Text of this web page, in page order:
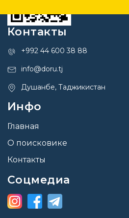
Контакты
+992 44 600 38 88
info@doru.tj
Душанбе, Таджикистан
Инфо
Главная
О поисковике
Контакты
Соцмедиа